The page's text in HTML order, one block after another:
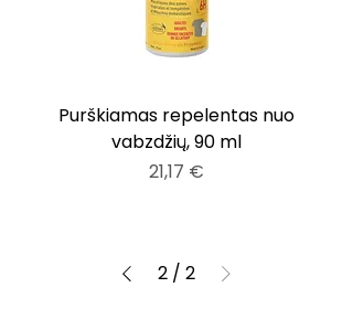
Purškiamas repelentas nuo
vabzdžių, 90 ml
Kaina
21,17 €
2 / 2